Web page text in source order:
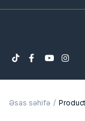
Əsas səhifə